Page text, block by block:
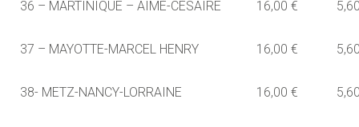
36 – MARTINIQUE – AIMÉ-CÉSAIRE 16,00 €
37 – MAYOTTE-MARCEL HENRY 16,00 €
38- METZ-NANCY-LORRAINE 16,00 €